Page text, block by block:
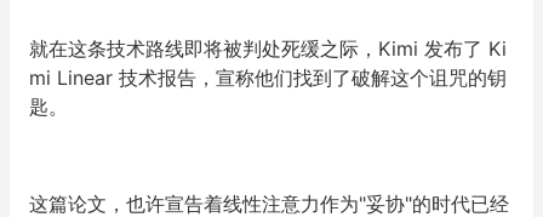
就在这条技术路线即将被判处死缓之际，Kimi 发布了 Ki
mi Linear 技术报告，宣称他们找到了破解这个诅咒的钥
匙。
这篇论文，也许宣告着线性注意力作为"妥协"的时代已经